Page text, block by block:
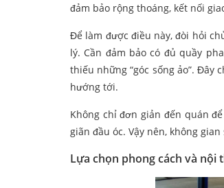
đảm bảo rộng thoáng, kết nối
Để làm được điều này, đòi hỏi
lý. Cần đảm bảo có đủ quầy
thiếu những “góc sống ảo”.
hướng tới.
Không chỉ đơn giản đến quán
giãn đầu óc. Vậy nên, không
Lựa chọn phong cách và nội